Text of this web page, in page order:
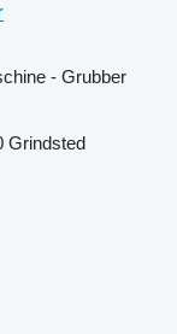
- Grubber
Grindsted